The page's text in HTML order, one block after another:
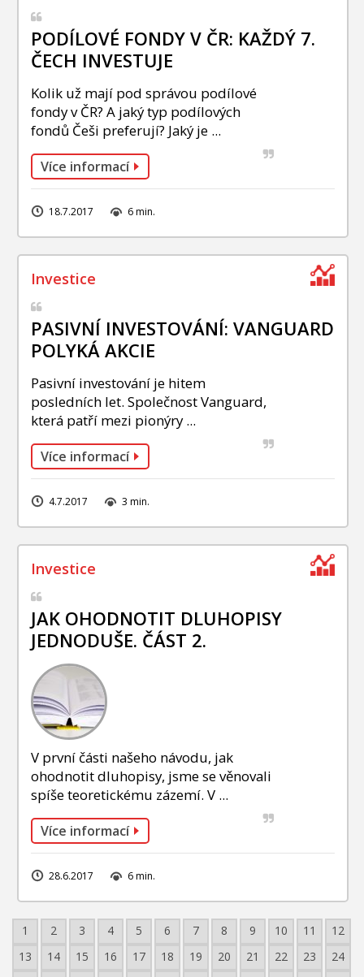
PODÍLOVÉ FONDY V ČR: KAŽDÝ 7.
ČECH INVESTUJE
Kolik už mají pod správou podílové
fondy v ČR? A jaký typ podílových
fondů Češi preferují? Jaký je ...
Více informací
18.7.2017 6 min.
PASIVNÍ INVESTOVÁNÍ: VANGUARD
POLYKÁ AKCIE
Pasivní investování je hitem
posledních let. Společnost Vanguard,
která patří mezi pionýry ...
Více informací
4.7.2017 3 min.
JAK OHODNOTIT DLUHOPISY
JEDNODUŠE. ČÁST 2.
V první části našeho návodu, jak
ohodnotit dluhopisy, jsme se věnovali
spíše teoretickému zázemí. V ...
Více informací
28.6.2017 6 min.
1 2 3 4 5 6 7 8 9 10 11
12
13
14 15 16 17 18 19 20 21 22 23
24